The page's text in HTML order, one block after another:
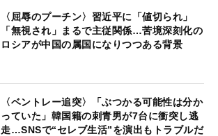
〈屈辱のプーチン〉習近平に「値切られ」
「無視され」まるで主従関係…苦境深刻化の
ロシアが中国の属国になりつつある背景
〈ベントレー追突〉「ぶつかる可能性は分か
っていた」韓国籍の刺青男が7台に衝突し逃
走…SNSで“セレブ生活”を演出もトラブルだ